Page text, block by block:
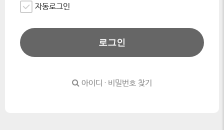
자동로그인
로그인
아이디 · 비밀번호 찾기